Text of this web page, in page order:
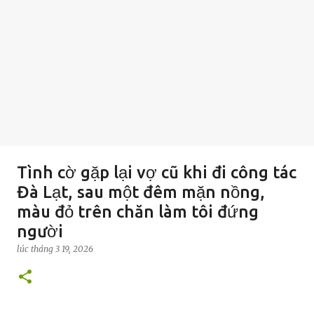
Tình cờ gặp lại vợ cũ khi đi công tác
Đà Lạt, sau một đêm mặn nồng,
màu đỏ trên chăn làm tôi đứng
người
lúc tháng 3 19, 2026